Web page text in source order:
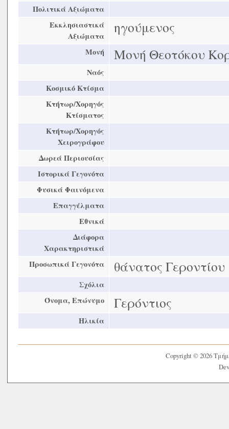
Πολιτικά Αξιώματα
Εκκλησιαστικά
Αξιώματα
ηγούμενος
Μονή Μονή Θεοτόκου
Ναός
Κοσμικό Κτίσμα
Κτήτωρ/Χορηγός
Κτίσματος
Κτήτωρ/Χορηγός
Χειρογράφου
Δωρεά Περιουσίας
Ιστορικά Γεγονότα
Φυσικά Φαινόμενα
Επαγγέλματα
Εθνικά
Διάφορα
Χαρακτηριστικά
Προσωπικά Γεγονότα
θάνατος Γεροντίου
Σχόλια
Όνομα, Επώνυμο
Γερόντιος
Ηλικία
Copyright © 2026